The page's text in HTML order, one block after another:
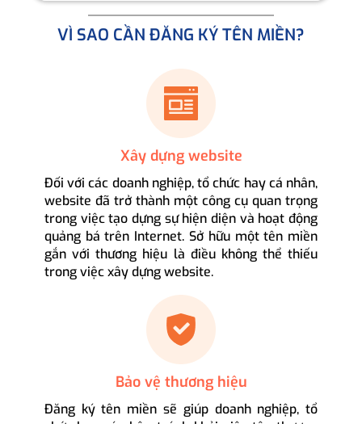
VÌ SAO CẦN ĐĂNG KÝ TÊN MIỀN?
Xây dựng website
Đối với các doanh nghiệp, tổ chức hay cá nhân,
website đã trở thành một công cụ quan trọng
trong việc tạo dựng sự hiện diện và hoạt động
quảng bá trên Internet. Sở hữu một tên miền
gắn với thương hiệu là điều không thể thiếu
trong việc xây dựng website.
Bảo vệ thương hiệu
Đăng ký tên miền sẽ giúp doanh nghiệp, tổ